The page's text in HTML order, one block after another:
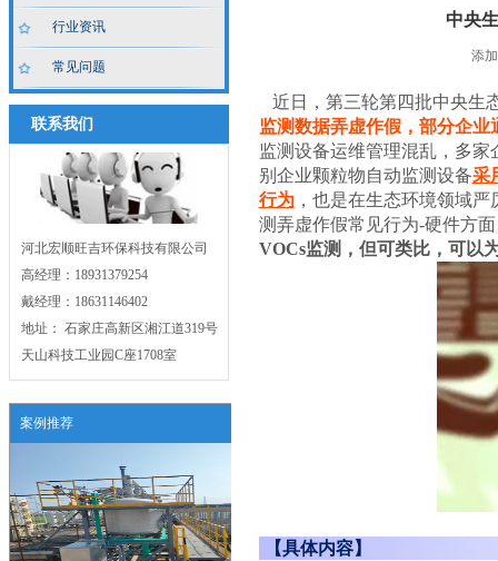
行业资讯
常见问题
联系我们
河北宏顺旺吉环保科技有限公司
高经理：18931379254
戴经理：18631146402
地址： 石家庄高新区湘江道319号
天山科技工业园C座1708室
案例推荐
中央
添
近日，第三轮第四批中央生
监测数据弄虚作假，部分企
监测设备运维管理混乱，多
别企业颗粒物自动监测设备采
行为，也是在生态环境领域严
测弄虚作假常见行为-硬件方
VOCs监测，但可类比，可以
【具体内容】